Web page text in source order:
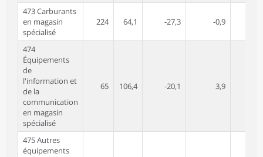
473 Carburants
en magasin
spécialisé
224 64,1 -27,3 -0,9
474
Équipements
de
l'information et
de la
communication
en magasin
spécialisé
65 106,4 -20,1 3,9
475 Autres
équipements